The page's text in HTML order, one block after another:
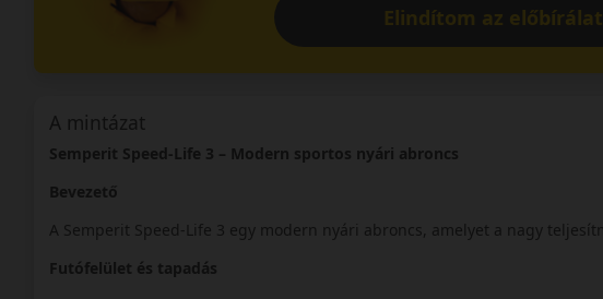
Elindítom az
A mintázat
Semperit Speed-Life 3 – Modern sportos nyári abroncs
Bevezető
A Semperit Speed-Life 3 egy modern nyári abroncs, amelyet a nagy
Futófelület és tapadás